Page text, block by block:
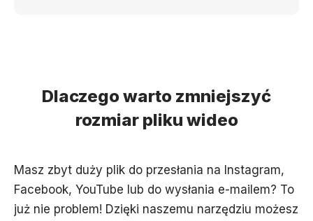
Dlaczego warto zmniejszyć
rozmiar pliku wideo
Masz zbyt duży plik do przesłania na Instagram,
Facebook, YouTube lub do wysłania e-mailem? To
już nie problem! Dzięki naszemu narzędziu możesz